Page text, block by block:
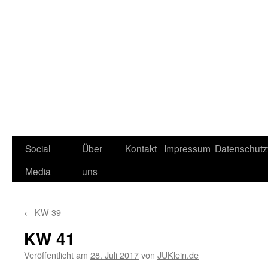
Social
Media
Über
uns
Kontakt Impressum
← KW 39
KW 41
Veröffentlicht am 28. Juli 2017von JUKlein.de